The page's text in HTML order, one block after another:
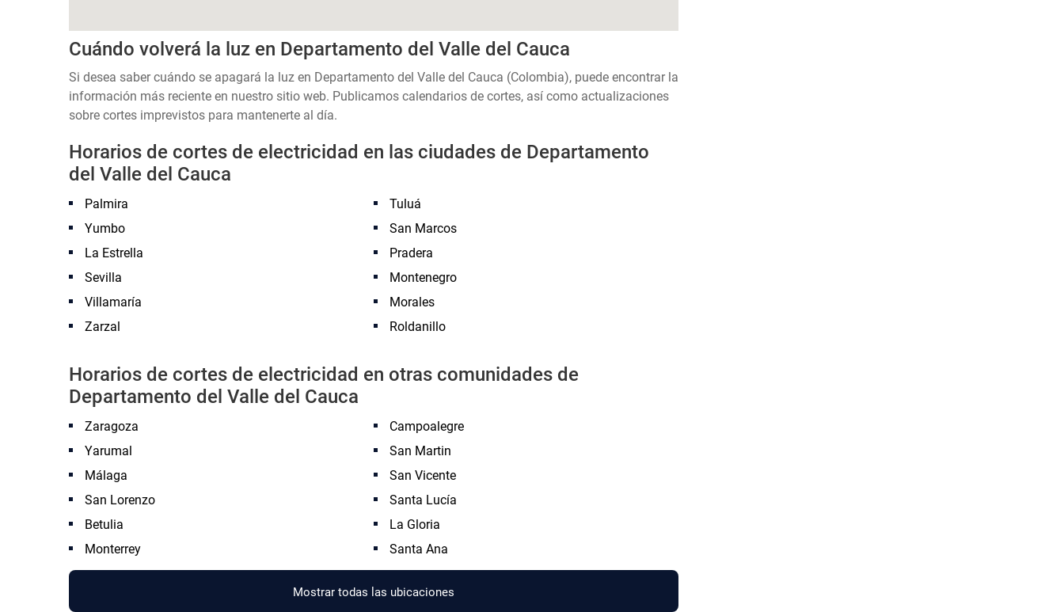
Cuándo volverá la luz en Departamento del Valle del Cauca
Si desea saber cuándo se apagará la luz en Departamento del Valle del Cauca (Colombia), puede encontrar la
información más reciente en nuestro sitio web. Publicamos calendarios de cortes, así como actualizaciones
sobre cortes imprevistos para mantenerte al día.
Horarios de cortes de electricidad en las ciudades de Departamento
del Valle del Cauca
Palmira
Tuluá
Yumbo
San Marcos
La Estrella
Pradera
Sevilla
Montenegro
Villamaría
Morales
Zarzal
Roldanillo
Horarios de cortes de electricidad en otras comunidades de
Departamento del Valle del Cauca
Zaragoza
Campoalegre
Yarumal
San Martin
Málaga
San Vicente
San Lorenzo
Santa Lucía
Betulia
La Gloria
Monterrey
Santa Ana
Mostrar todas las ubicaciones